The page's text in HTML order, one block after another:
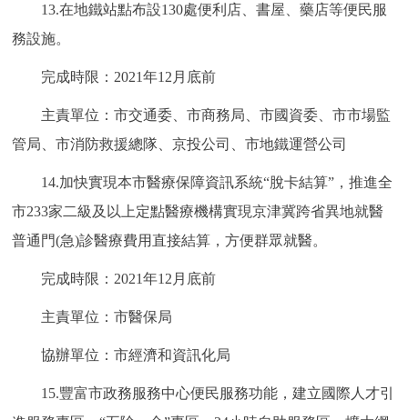
13.在地鐵站點布設130處便利店、書屋、藥店等便民服
務設施。
完成時限：2021年12月底前
主責單位：市交通委、市商務局、市國資委、市市場監
管局、市消防救援總隊、京投公司、市地鐵運營公司
14.加快實現本市醫療保障資訊系統“脫卡結算”，推進全
市233家二級及以上定點醫療機構實現京津冀跨省異地就醫
普通門(急)診醫療費用直接結算，方便群眾就醫。
完成時限：2021年12月底前
主責單位：市醫保局
協辦單位：市經濟和資訊化局
15.豐富市政務服務中心便民服務功能，建立國際人才引